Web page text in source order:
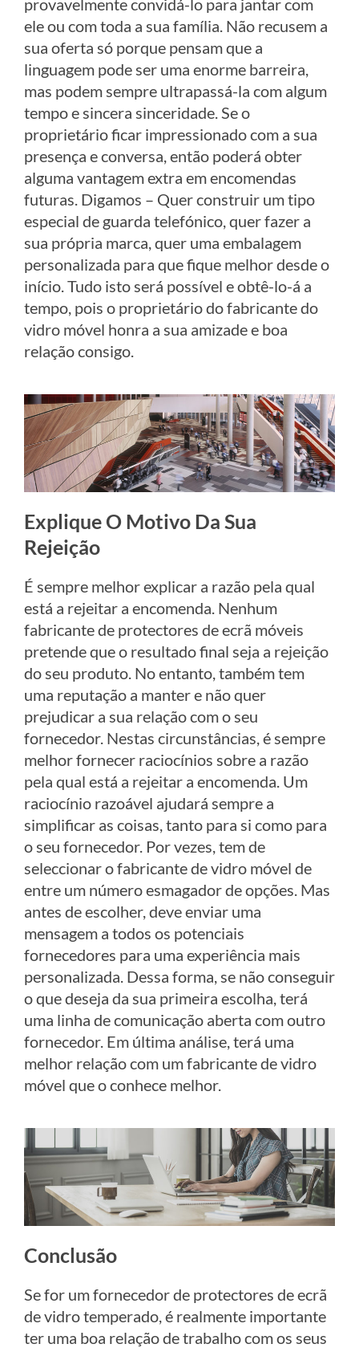
provavelmente convidá-lo para jantar com
ele ou com toda a sua família. Não recusem a
sua oferta só porque pensam que a
linguagem pode ser uma enorme barreira,
mas podem sempre ultrapassá-la com algum
tempo e sincera sinceridade. Se o
proprietário ficar impressionado com a sua
presença e conversa, então poderá obter
alguma vantagem extra em encomendas
futuras. Digamos – Quer construir um tipo
especial de guarda telefónico, quer fazer a
sua própria marca, quer uma embalagem
personalizada para que fique melhor desde o
início. Tudo isto será possível e obtê-lo-á a
tempo, pois o proprietário do fabricante do
vidro móvel honra a sua amizade e boa
relação consigo.
Explique O Motivo Da Sua
Rejeição
É sempre melhor explicar a razão pela qual
está a rejeitar a encomenda. Nenhum
fabricante de protectores de ecrã móveis
pretende que o resultado final seja a rejeição
do seu produto. No entanto, também tem
uma reputação a manter e não quer
prejudicar a sua relação com o seu
fornecedor. Nestas circunstâncias, é sempre
melhor fornecer raciocínios sobre a razão
pela qual está a rejeitar a encomenda. Um
raciocínio razoável ajudará sempre a
simplificar as coisas, tanto para si como para
o seu fornecedor. Por vezes, tem de
seleccionar o fabricante de vidro móvel de
entre um número esmagador de opções. Mas
antes de escolher, deve enviar uma
mensagem a todos os potenciais
fornecedores para uma experiência mais
personalizada. Dessa forma, se não conseguir
o que deseja da sua primeira escolha, terá
uma linha de comunicação aberta com outro
fornecedor. Em última análise, terá uma
melhor relação com um fabricante de vidro
móvel que o conhece melhor.
Conclusão
Se for um fornecedor de protectores de ecrã
de vidro temperado, é realmente importante
ter uma boa relação de trabalho com os seus